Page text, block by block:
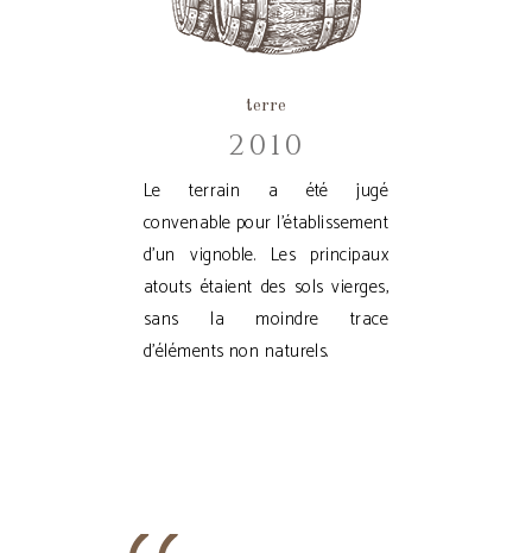
terre
2010
Le terrain a été jugé
convenable pour l'établissement
d'un vignoble. Les principaux
atouts étaient des sols vierges,
sans la moindre trace
d'éléments non naturels.